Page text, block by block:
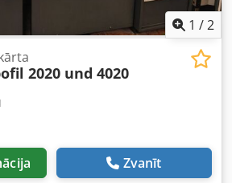
1 /2
2020 und 4020
Zvanīt